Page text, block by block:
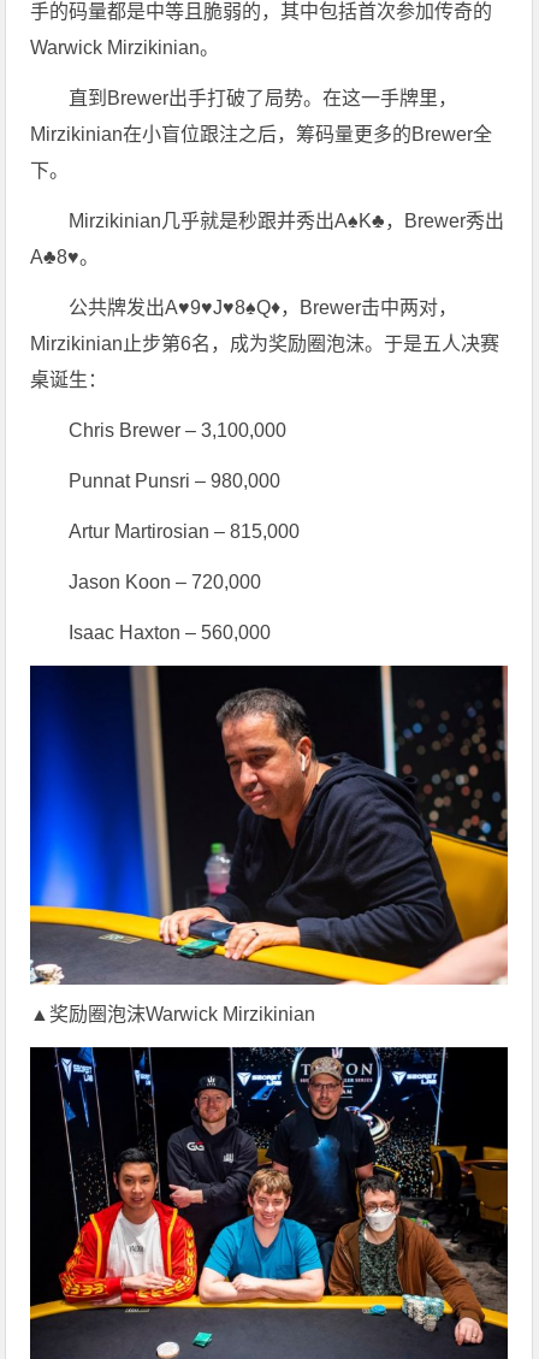
手的码量都是中等且脆弱的，其中包括首次参加传奇的
Warwick Mirzikinian。
直到Brewer出手打破了局势。在这一手牌里，
Mirzikinian在小盲位跟注之后，筹码量更多的Brewer全
下。
Mirzikinian几乎就是秒跟并秀出A♠K♣，Brewer秀出
A♣8♥。
公共牌发出A♥9♥J♥8♠Q♦，Brewer击中两对，
Mirzikinian止步第6名，成为奖励圈泡沫。于是五人决赛
桌诞生：
Chris Brewer – 3,100,000
Punnat Punsri – 980,000
Artur Martirosian – 815,000
Jason Koon – 720,000
Isaac Haxton – 560,000
▲奖励圈泡沫Warwick Mirzikinian